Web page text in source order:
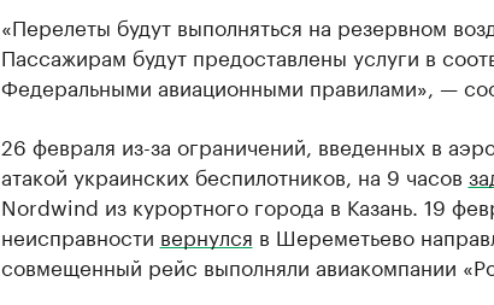
«Перелеты будут выполняться на резервном
Пассажирам будут предоставлены услуги в
Федеральными авиационными правилами», —
26 февраля из-за ограничений, введенных в
атакой украинских беспилотников, на 9 часов
Nordwind из курортного города в Казань. 19
неисправности вернулся в Шереметьево
совмещенный рейс выполняли авиакомпании